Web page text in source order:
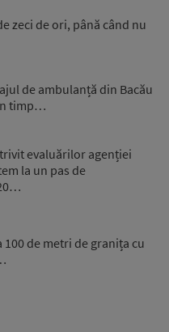
zeci de ori, până când nu
de ambulanță din Bacău
timp…
evaluărilor agenției
la un pas de
de metri de granița cu